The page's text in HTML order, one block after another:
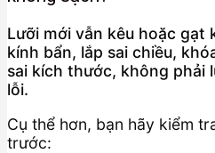
Lưỡi mới vẫn kêu hoặc gạt
kính bẩn, lắp sai chiều,
sai kích thước, không phải
lỗi.
Cụ thể hơn, bạn hãy kiểm
trước: